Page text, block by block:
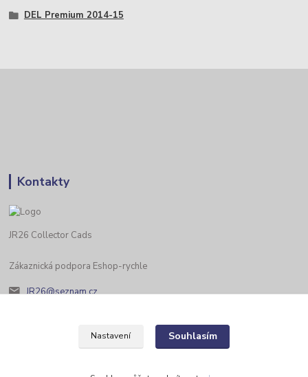
DEL Premium 2014-15
Kontakty
JR26 Collector Cads
Zákaznická podpora Eshop-rychle
JR26@seznam.cz
Nastavení Souhlasím